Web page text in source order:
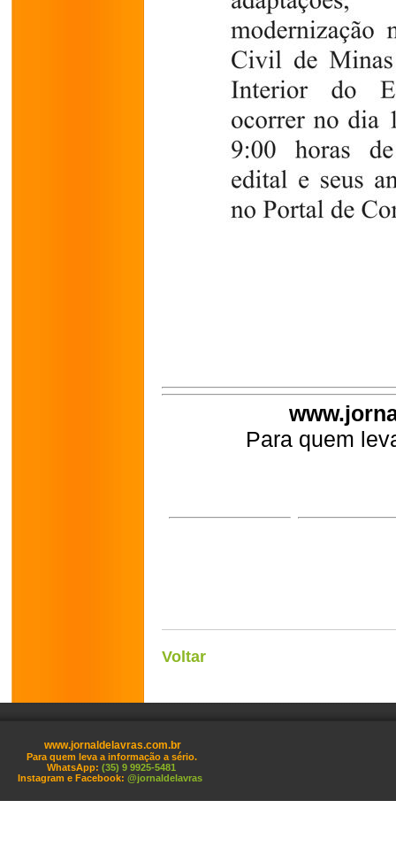
Para quem
Voltar
www.jornaldelavras.com.br
Para quem leva a informação a sério.
WhatsApp: (35) 9 9925-5481
Instagram e Facebook: @jornaldelavras